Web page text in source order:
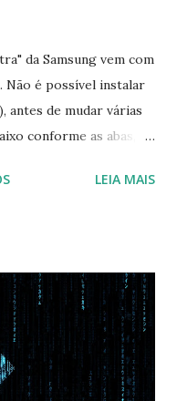
da Samsung vem com
Não é possível instalar
antes de mudar várias
conforme as abas, a
a BIOS e então faça
) Set AHCI Mode ->
Boot: Secure Boot ->
and CSM OS (Essa
Boot > Boot Priority
Essa ordem de boot
LEIA MAIS